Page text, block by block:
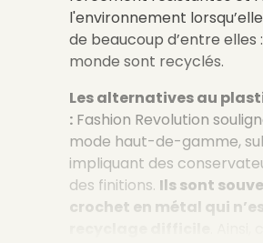
l'environnement
de beaucoup d’entre elles
monde sont recyclés.
Les alternatives au
: Fashion Revolution
mode haut-de-gamme,
impliquant des
des finitions. Ils sont
crochet en métal qui